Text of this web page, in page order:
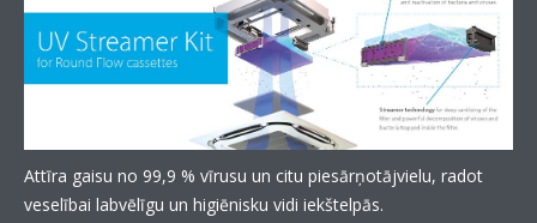
Attīra gaisu no 99,9 % vīrusu un citu piesārņotājvielu, radot
veselībai labvēlīgu un higiēnisku vidi iekštelpās.